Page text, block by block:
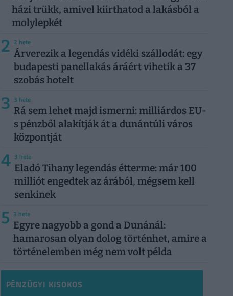
házi trükk, amivel kiirthatod a lakásból a
molylepkét
2 2 hete
Árverezik a legendás vidéki szállodát: egy
budapesti panellakás áráért vihetik a 37
szobás hotelt
3 3 hete
Rá sem lehet majd ismerni: milliárdos EU-
s pénzből alakítják át a dunántúli város
központját
4 3 hete
Eladó Tihany legendás étterme: már 100
milliót engedtek az árából, mégsem kell
senkinek
5 3 hete
Egyre nagyobb a gond a Dunánál:
hamarosan olyan dolog történhet, amire a
történelemben még nem volt példa
PÉNZÜGYI KISOKOS